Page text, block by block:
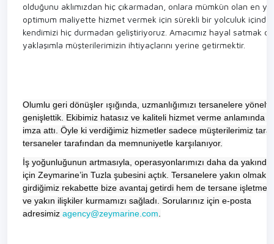
olduğunu aklımızdan hiç çıkarmadan, onlara mümkün olan en
optimum maliyette hizmet vermek için sürekli bir yolculuk
kendimizi hiç durmadan geliştiriyoruz. Amacımız hayal satmak
yaklaşımla müşterilerimizin ihtiyaçlarını yerine getirmektir.
Olumlu geri dönüşler ışığında, uzmanlığımızı tersanelere
genişlettik. Ekibimiz hatasız ve kaliteli hizmet verme anlamında
imza attı. Öyle ki verdiğimiz hizmetler sadece müşterilerimiz
tersaneler tarafından da memnuniyetle karşılanıyor.
İş yoğunluğunun artmasıyla, operasyonlarımızı daha da
için Zeymarine’in Tuzla şubesini açtık. Tersanelere yakın olmak
girdiğimiz rekabette bize avantaj getirdi hem de tersane
ve yakın ilişkiler kurmamızı sağladı. Sorularınız için e-posta
adresimiz agency@zeymarine.com.